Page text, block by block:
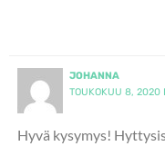
JOHANNA
TOUKOKUU 8, 2020
Hyvä kysymys!